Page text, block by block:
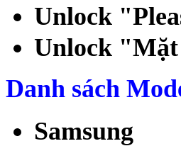
Unlock
Unlock
Danh sách
Samsung